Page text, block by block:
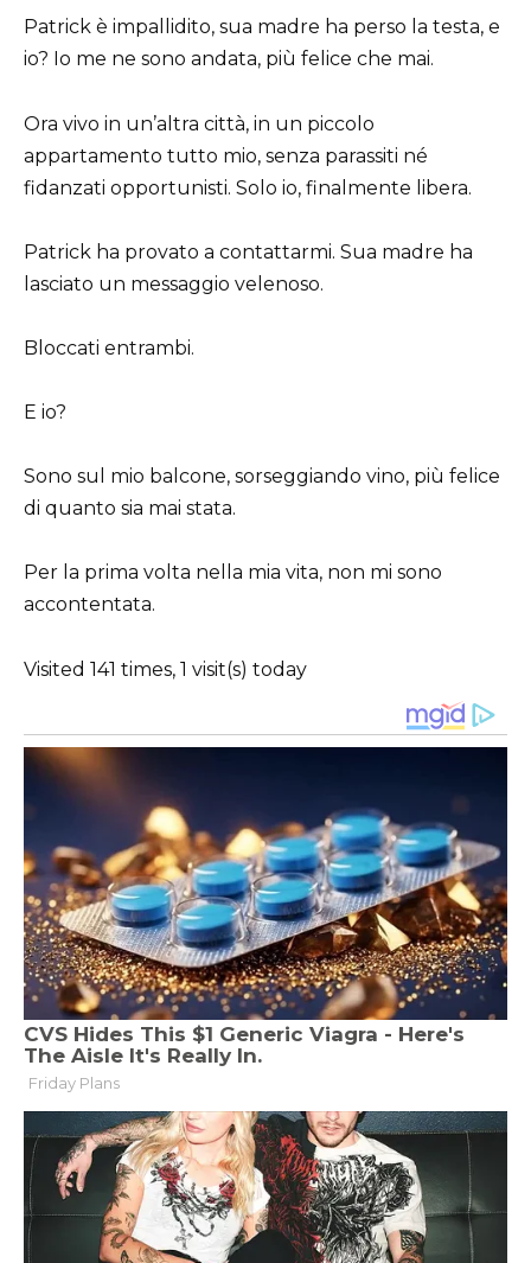
Patrick è impallidito, sua madre ha perso la testa, e
io? Io me ne sono andata, più felice che mai.
Ora vivo in un’altra città, in un piccolo
appartamento tutto mio, senza parassiti né
fidanzati opportunisti. Solo io, finalmente libera.
Patrick ha provato a contattarmi. Sua madre ha
lasciato un messaggio velenoso.
Bloccati entrambi.
E io?
Sono sul mio balcone, sorseggiando vino, più felice
di quanto sia mai stata.
Per la prima volta nella mia vita, non mi sono
accontentata.
Visited 141 times, 1 visit(s) today